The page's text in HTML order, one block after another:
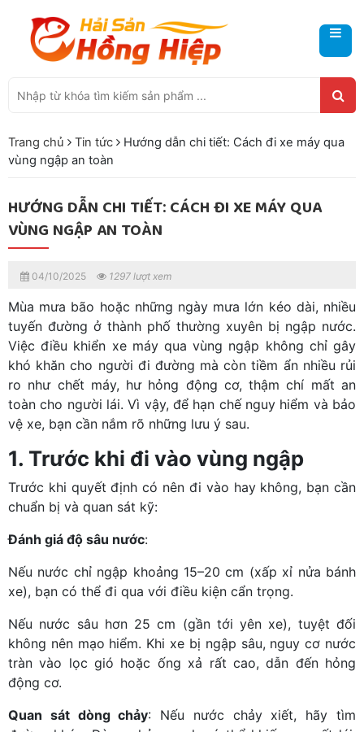
Trang chủ Tin tức
Hướng dẫn chi tiết: Cách đi xe máy qua
vùng ngập an toàn
HƯỚNG DẪN CHI TIẾT: CÁCH ĐI XE MÁY QUA
VÙNG NGẬP AN TOÀN
04/10/2025 1297 lượt xem
Mùa mưa bão hoặc những ngày mưa lớn kéo dài, nhiều
tuyến đường ở thành phố thường xuyên bị ngập nước.
Việc điều khiển xe máy qua vùng ngập không chỉ gây
khó khăn cho người đi đường mà còn tiềm ẩn nhiều rủi
ro như chết máy, hư hỏng động cơ, thậm chí mất an
toàn cho người lái. Vì vậy, để hạn chế nguy hiểm và bảo
vệ xe, bạn cần nắm rõ những lưu ý sau.
1. Trước khi đi vào vùng ngập
Trước khi quyết định có nên đi vào hay không, bạn cần
chuẩn bị và quan sát kỹ:
Đánh giá độ sâu nước:
Nếu nước chỉ ngập khoảng 15–20 cm (xấp xỉ nửa bánh
xe), bạn có thể đi qua với điều kiện cẩn trọng.
Nếu nước sâu hơn 25 cm (gần tới yên xe), tuyệt đối
không nên mạo hiểm. Khi xe bị ngập sâu, nguy cơ nước
tràn vào lọc gió hoặc ống xả rất cao, dẫn đến hỏng
động cơ.
Quan sát dòng chảy: Nếu nước chảy xiết, hãy tìm